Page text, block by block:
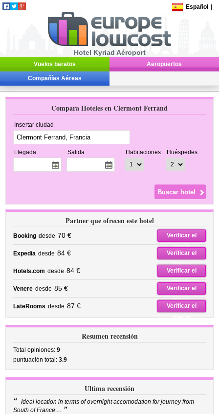
Español
Hotel Kyriad Aéroport
Vuelos baratos Aeropuertos
Compañías Aéreas
Compara Hoteles en Clermont Ferrand
Insertar ciudad
Llegada Salida Habitaciones Huéspedes
Partner que ofrecen este hotel
Booking desde 70 €
Verificar el
precio
Expedia desde 84 €
Verificar el
precio
Hotels.com desde 84 €
Verificar el
precio
Venere desde 85 €
Verificar el
precio
LateRooms desde 87 €
Verificar el
precio
Resumen recensión
Total opiniones:9
puntuación total:3.9
Ultima recensión
“ Ideal location in terms of overnight accomodation for journey from
South of France ... ”